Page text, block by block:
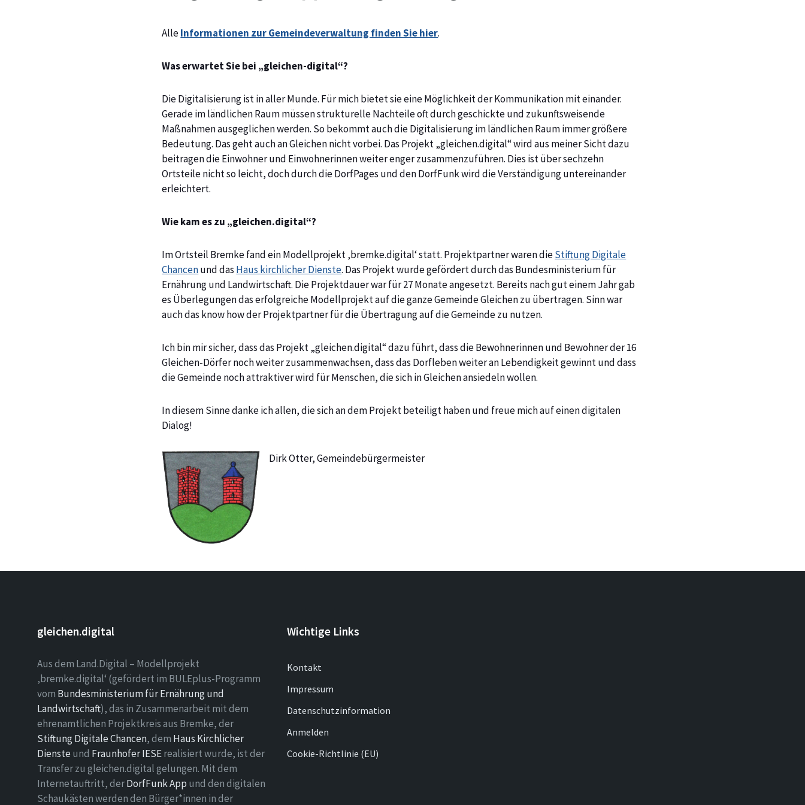
AlleInformationen zur Gemeindeverwaltung finden Sie hier.
Was erwartet Sie bei „gleichen-digital“?
Die Digitalisierung ist in aller Munde. Für mich bietet sie eine Möglichkeit der Kommunikation mit einander.
Gerade im ländlichen Raum müssen strukturelle Nachteile oft durch geschickte und zukunftsweisende
Maßnahmen ausgeglichen werden. So bekommt auch die Digitalisierung im ländlichen Raum immer größere
Bedeutung. Das geht auch an Gleichen nicht vorbei. Das Projekt „gleichen.digital“ wird aus meiner Sicht dazu
beitragen die Einwohner und Einwohnerinnen weiter enger zusammenzuführen. Dies ist über sechzehn
Ortsteile nicht so leicht, doch durch die DorfPages und den DorfFunk wird die Verständigung untereinander
erleichtert.
Wie kam es zu „gleichen.digital“?
Im Ortsteil Bremke fand ein Modellprojekt ‚bremke.digital‘ statt. Projektpartner waren dieStiftung Digitale
Chancenund das Haus kirchlicher Dienste. Das Projekt wurde gefördert durch das Bundesministerium für
Ernährung und Landwirtschaft. Die Projektdauer war für 27 Monate angesetzt. Bereits nach gut einem Jahr gab
es Überlegungen das erfolgreiche Modellprojekt auf die ganze Gemeinde Gleichen zu übertragen. Sinn war
auch das know how der Projektpartner für die Übertragung auf die Gemeinde zu nutzen.
Ich bin mir sicher, dass das Projekt „gleichen.digital“ dazu führt, dass die Bewohnerinnen und Bewohner der 16
Gleichen-Dörfer noch weiter zusammenwachsen, dass das Dorfleben weiter an Lebendigkeit gewinnt und dass
die Gemeinde noch attraktiver wird für Menschen, die sich in Gleichen ansiedeln wollen.
In diesem Sinne danke ich allen, die sich an dem Projekt beteiligt haben und freue mich auf einen digitalen
Dialog!
Dirk Otter, Gemeindebürgermeister
gleichen.digital
Aus dem Land.Digital – Modellprojekt
‚bremke.digital‘ (gefördert im BULEplus-Programm
vom Bundesministerium für Ernährung und
Landwirtschaft), das in Zusammenarbeit mit dem
ehrenamtlichen Projektkreis aus Bremke, der
Stiftung Digitale Chancen, dem Haus Kirchlicher
Dienste und Fraunhofer IESErealisiert wurde, ist der
Transfer zu gleichen.digital gelungen. Mit dem
Internetauftritt, derDorfFunk App und den digitalen
Schaukästen werden den Bürger*innen in der
Wichtige Links
Kontakt
Impressum
Datenschutzinformation
Anmelden
Cookie-Richtlinie (EU)